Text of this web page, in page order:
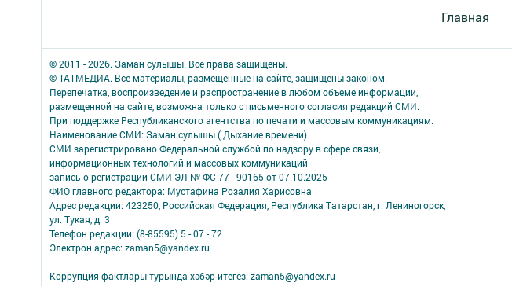
Главная
© 2011 - 2026. Заман сулышы. Все права защищены.
© ТАТМЕДИА. Все материалы, размещенные на сайте, защищены законом.
Перепечатка, воспроизведение и распространение в любом объеме информации,
размещенной на сайте, возможна только с письменного согласия редакций СМИ.
При поддержке Республиканского агентства по печати и массовым коммуникациям.
Наименование СМИ: Заман сулышы ( Дыхание времени)
СМИ зарегистрировано Федеральной службой по надзору в сфере связи,
информационных технологий и массовых коммуникаций
запись о регистрации СМИ ЭЛ № ФС 77 - 90165 от 07.10.2025
ФИО главного редактора: Мустафина Розалия Харисовна
Адрес редакции: 423250, Российская Федерация, Республика Татарстан, г. Лениногорск,
ул. Тукая, д. 3
Телефон редакции: (8-85595) 5 - 07 - 72
Электрон адрес: zaman5@yandex.ru
Коррупция фактлары турында хәбәр итегез: zaman5@yandex.ru